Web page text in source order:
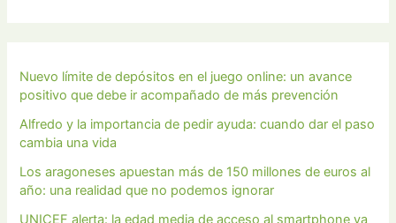
r
:
Nuevo límite de depósitos en el juego online: un avance
positivo que debe ir acompañado de más prevención
Alfredo y la importancia de pedir ayuda: cuando dar el paso
cambia una vida
Los aragoneses apuestan más de 150 millones de euros al
año: una realidad que no podemos ignorar